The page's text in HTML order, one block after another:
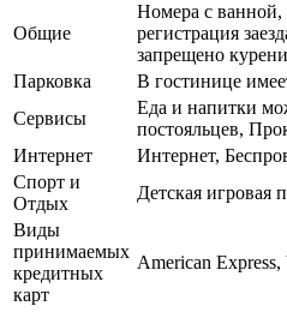
Общие
Номера с ванной,
регистрация
запрещено
Парковка
В гостинице
Сервисы
Еда и напитки
постояльцев,
Интернет
Интернет,
Спорт и
Отдых
Детская игровая
Виды
принимаемых
кредитных
карт
American